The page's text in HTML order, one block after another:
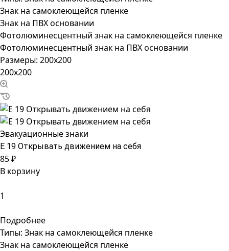
Знак на самоклеющейся пленке
Знак на ПВХ основании
Фотолюминесцентный знак на самоклеющейся пленке
Фотолюминесцентный знак на ПВХ основании
Размеры: 200x200
200x200
Эвакуационные знаки
Е 19 Открывать движением на себя
85 ₽
В корзину
Подробнее
Типы: Знак на самоклеющейся пленке
Знак на самоклеющейся пленке